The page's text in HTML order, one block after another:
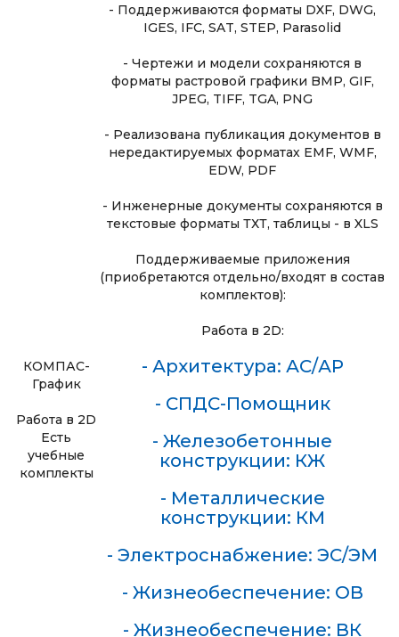
КОМПАС-
График
Работа в 2D
Есть
учебные
комплекты
- Поддерживаются форматы DXF, DWG,
IGES, IFC, SAT, STEP, Parasolid
- Чертежи и модели сохраняются в
форматы растровой графики BMP, GIF,
JPEG, TIFF, TGA, PNG
- Реализована публикация документов в
нередактируемых форматах EMF, WMF,
EDW, PDF
- Инженерные документы сохраняются в
текстовые форматы ТХТ, таблицы - в XLS
Поддерживаемые приложения
(приобретаются отдельно/входят в состав
комплектов):
Работа в 2D:
- Архитектура: АС/АР
- СПДС-Помощник
- Железобетонные
конструкции: КЖ
- Металлические
конструкции: КМ
- Электроснабжение: ЭС/ЭМ
- Жизнеобеспечение: ОВ
- Жизнеобеспечение: ВК